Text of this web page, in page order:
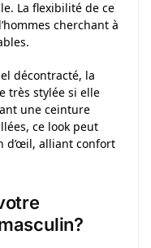
La flexibilité de ce
cherchant à
décontracté, la
très stylée si elle
une ceinture
ce look peut
d’œil, alliant confort